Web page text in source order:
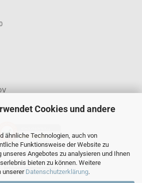
Cookies und andere
ähnliche Technologien, auch von
Funktionsweise der Website zu
Angebotes zu analysieren und Ihnen
bieten zu können. Weitere
unserer Datenschutzerklärung.
SEHR GUT
4.91/ 5.00
251 Bewertungen
Hinweis zu den Bewertungen